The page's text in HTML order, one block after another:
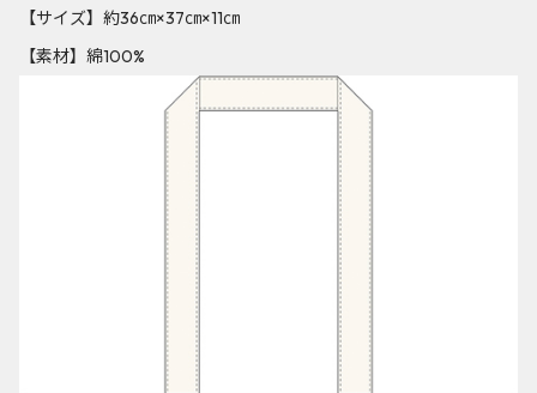
【サイズ】約36㎝×37㎝×11㎝
【素材】綿100%